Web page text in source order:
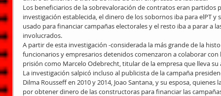
Los beneficiarios de la sobrevaloración de contratos eran partidos
investigación establecida, el dinero de los sobornos iba para elPT y
usado para financiar campañas electorales y el resto iba a parar a
involucrados.
A partir de esta investigación -considerada la más grande de la
funcionarios y empresarios detenidos comenzaron a colaborar con
prisión como Marcelo Odebrecht, titular de la empresa que lleva
La investigación salpicó incluso al publicista de la campaña
Dilma Rousseff en 2010 y 2014, Joao Santana, y su esposa,
por obtener dinero de las constructoras para financiar las